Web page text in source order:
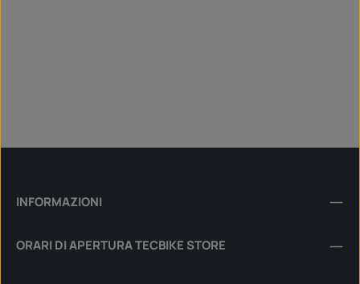
INFORMAZIONI
ORARI DI APERTURA TECBIKE STORE